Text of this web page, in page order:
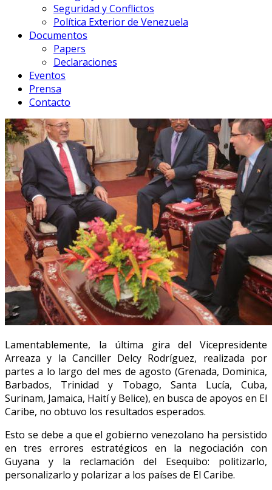
Seguridad y Conflictos
Política Exterior de Venezuela
Documentos
Papers
Declaraciones
Eventos
Prensa
Contacto
Lamentablemente, la última gira del Vicepresidente
Arreaza y la Canciller Delcy Rodríguez, realizada por
partes a lo largo del mes de agosto (Grenada, Dominica,
Barbados, Trinidad y Tobago, Santa Lucía, Cuba,
Surinam, Jamaica, Haití y Belice), en busca de apoyos en El
Caribe, no obtuvo los resultados esperados.
Esto se debe a que el gobierno venezolano ha persistido
en tres errores estratégicos en la negociación con
Guyana y la reclamación del Esequibo: politizarlo,
personalizarlo y polarizar a los países de El Caribe.